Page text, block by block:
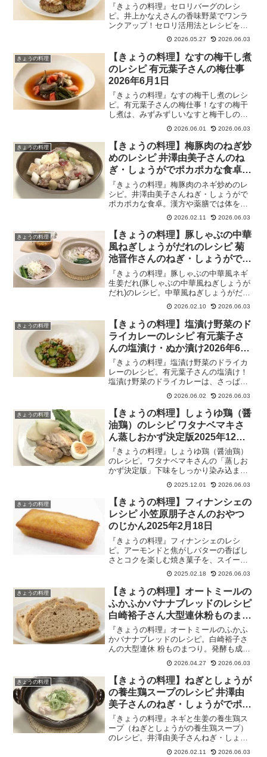
日
『きょうの料理』セロリバーグのレシ
ピ。井上かなえさんの香味野菜でワンラ
ンクアップ！セロリ活用法とレシピを伝
授！セロリバーグは、玉ねぎの代わりに
刻んだセロリをたっぷり加えたハンバー
グで、セロリが肉のクセをやわらげ、爽
やかな風味と食感が楽しめます。ライブ
ドアブログ殿堂入り料理ブロガーさんで
す。2026年5月27日
2026.05.27 2026.06.03
きょうの料理
【きょうの料理】なすの梅干し煮
のレシピ 有元葉子さんの梅仕事
2026年6月1日
『きょうの料理』なすの梅干し煮のレシ
ピ。有元葉子さんの梅仕事！なすの梅干
し煮は、みずみずしいなすと梅干しの相
性抜群！冷やして食べても美味しい、初
夏のおかずです。梅干しや青梅のメープ
ルシロップ漬けのレシピと活用法を伝
授！有元さんは素材の持ち味を最大限に
生かしたシンプルで美味しいレシピが人
気の料理研究家です。2026年6月1日
2026.06.01 2026.06.03
きょうの料理
【きょうの料理】梅豚肉のねぎ炒
めのレシピ 井澤由美子さんのね
ぎ・しょうがでポカポカな食卓
2026年2月11日
『きょうの料理』梅豚肉のネギ炒めのレ
シピ。井澤由美子さんねぎ・しょうがで
ポカポカな食卓。漢方や薬膳では体を温
め、胃腸の調子を整えると言われるネ
ギ・しょうが・長芋に、梅干しをもみこ
んだ豚肉を合わせた、梅豚肉のネギ炒め
を伝授！冷えが気になるこの時期にネギ
と生姜をたっぷり使った身も心も温まる
中華を伝授！2026年2月11日
2026.02.11 2026.06.03
きょうの料理
【きょうの料理】豚しゃぶの中華
風ねぎしょうがだれのレシピ 菊
池晋作さんのねぎ・しょうがでポ
カポカな食卓2026年2月10日
『きょうの料理』豚しゃぶの中華風ネギ
生姜だれ(豚しゃぶの中華風ねぎしょうが
だれ)のレシピ。中華風ねぎしょうがだれ
はネギ6：生姜1の黄金比で作り、さまざ
まな料理に使える万能だれ！菊池晋作さ
んねぎ・しょうがでポカポカな食卓。冷
えが気になるこの時期にネギと生姜をた
っぷり使った身も心も温まる中華を伝
授！深川中華Shinオーナーシェフの中華
です。2026年2月10日
2026.02.10 2026.06.03
きょうの料理
【きょうの料理】塩漬け野菜のド
ライカレーのレシピ 有元葉子さ
んの塩漬け・ぬか漬け2026年6月
2日
『きょうの料理』塩漬け野菜のドライカ
レーのレシピ。有元葉子さんの塩漬け！
塩漬け野菜のドライカレーは、さっぱり
した塩漬け野菜がコクのあるカレーによ
く合う一皿。きゅうりの塩漬けの代わり
に玉ねぎやなすの塩漬けを入れたり、刻
んだトマトやミントなどを加えても！野
菜の塩漬けアレンジレシピ。2026年6月2
日
2026.06.02 2026.06.03
きょうの料理
【きょうの料理】しょうゆ鶏（醤
油鶏）のレシピ ワタナベマキさ
ん蒸しおかず決定版2025年12月1
日
『きょうの料理』しょうゆ鶏（醤油鶏）
のレシピ。ワタナベマキさんの「蒸しお
かず決定版」下味をしっかり染み込ませ
てから蒸すことで、味がしっかりする醤
油鶏に！せいろ（蒸籠）で素材のうまみ
を存分に楽しめる“蒸しおかず”を伝授！
2025年12月1日
2025.12.01 2026.06.03
きょうの料理
【きょうの料理】フィナンシェの
レシピ 小笠原朋子さんのおやつ
のじかん2025年2月18日
『きょうの料理』フィナンシェのレシ
ピ。アーモンドと焦がしバターの香ばし
さとコクを楽しむ焼き菓子を、スイーツ
店を営む小笠原朋子さんが伝授！お店で
一番人気の看板スイーツだそうです！お
やつのじかんの焼き菓子レシピ。
2025/02/18
2025.02.18 2026.06.03
きょうの料理
【きょうの料理】オートミールの
ふかふかバナナブレッドのレシピ
白崎裕子さん大型連休粉ものまつ
り2026年4月27日
『きょうの料理』オートミールのふかふ
かバナナブレッドのレシピ。白崎裕子さ
んの大型連休 粉ものまつり。発酵も成形
も必要なしのバナナブレッドはフードプ
ロセッサーでガーッと混ぜて焼くだけの
お手軽パン。しっとりモチモチ食感でや
さしい甘さが特徴。葉山町の海辺の古民
家で予約の取れないオーガニック料理教
室白崎茶会2026年4月27日
2026.04.27 2026.06.03
きょうの料理
【きょうの料理】ねぎとしょうが
の養生鶏スープのレシピ 井澤由
美子さんのねぎ・しょうがでポカ
ポカな食卓2026年2月11日
『きょうの料理』ネギと生姜の養生鶏ス
ープ（ねぎとしょうがの養生鶏スープ）
のレシピ。井澤由美子さんねぎ・しょう
がでポカポカな食卓。ねぎとしょうがの
2026.02.11 2026.06.03